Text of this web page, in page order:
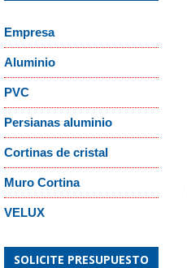
Empresa
Aluminio
PVC
Persianas aluminio
Cortinas de cristal
Muro Cortina
VELUX
SOLICITE PRESUPUESTO